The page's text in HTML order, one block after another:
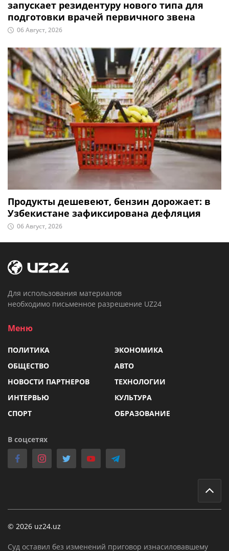
запускает резидентуру нового типа для
подготовки врачей первичного звена
06 Август, 2026
Продукты дешевеют, бензин дорожает: в
Узбекистане зафиксирована дефляция
06 Август, 2026
Для использования материалов
необходимо письменное разрешение UZ24
Меню
ПОЛИТИКА
ЭКОНОМИКА
ОБЩЕСТВО
АВТО
НОВОСТИ ПАРТНЕРОВ
ТЕХНОЛОГИИ
ИНТЕРВЬЮ
КУЛЬТУРА
СПОРТ
ОБРАЗОВАНИЕ
В соцсетях
© 2026 uz24.uz
Суд оставил без изменений приговор изнасиловавшему